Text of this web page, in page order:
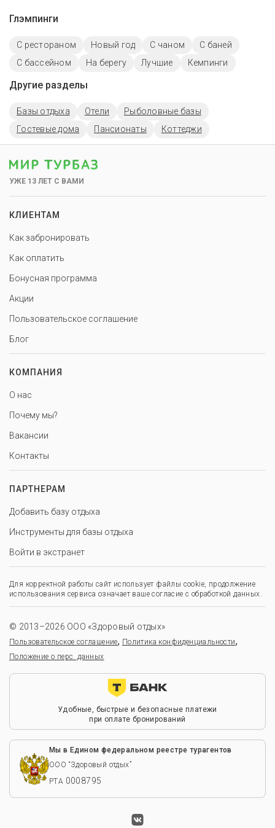
Глэмпинги
С рестораном Новый год С чаном
С баней
С бассейном
На берегу Лучшие Кемпинги
Другие разделы
Базы отдыха Отели
Рыболовные базы
Гостевые дома
Пансионаты Коттеджи
УЖЕ 13 ЛЕТ С ВАМИ
КЛИЕНТАМ
Как забронировать
Как оплатить
Бонусная программа
Акции
Пользовательское соглашение
Блог
КОМПАНИЯ
О нас
Почему мы?
Вакансии
Контакты
ПАРТНЕРАМ
Добавить базу отдыха
Инструменты для базы отдыха
Войти в экстранет
Для корректной работы сайт использует файлы cookie, продолжение
использования сервиса означает ваше согласие с обработкой данных.
© 2013–2026 ООО «Здоровый отдых»
Пользовательское соглашение, Политика конфиденциальности,
Положение о перс. данных
Удобные, быстрые и безопасные платежи
при оплате бронирований
Мы в Едином федеральном реестре турагентов
ООО “Здоровый отдых”
РТА 0008795